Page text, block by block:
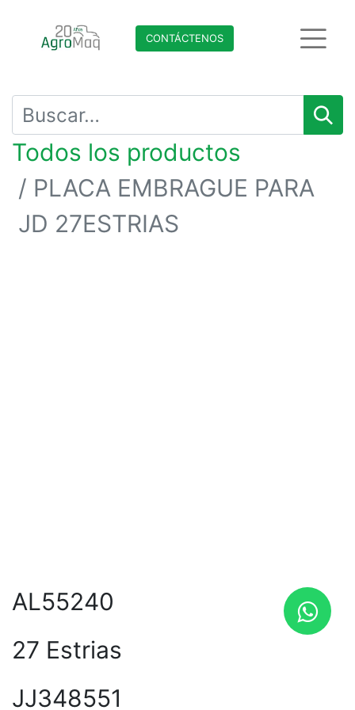
CONTÁCTENO​​​​S
Todos los productos
PLACA EMBRAGUE PARA
JD 27ESTRIAS
AL55240
27 Estrias
JJ348551